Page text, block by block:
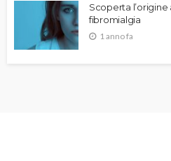
Scoperta
fibromialgia
1 anno fa